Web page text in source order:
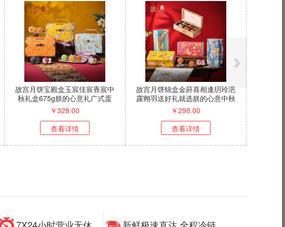
故宫月饼宝殿盒玉宸佳宸香宸中
秋礼盒675g朕的心意礼广式蛋
黄莲蓉
￥328.00
查看详情
故宫月饼锦盒金莳喜相逢玥玲浥
露翙羽送好礼就选朕的心意中秋
礼盒
￥298.00
查看详情